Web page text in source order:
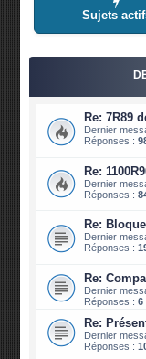
Sujets
Re: 7R89
Dernier
Réponses :
Re:
Dernier
Réponses :
Re:
Dernier
Réponses :
Re:
Dernier
Réponses :6
Re:
Dernier
Réponses :